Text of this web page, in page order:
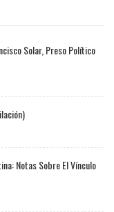
Solar, Preso Político
Notas Sobre El Vínculo